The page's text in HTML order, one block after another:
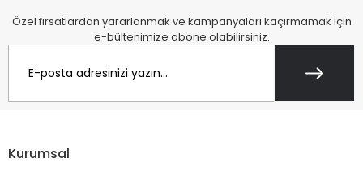
Özel fırsatlardan yararlanmak ve kampanyaları kaçırmamak için
e-bültenimize abone olabilirsiniz.
Kurumsal